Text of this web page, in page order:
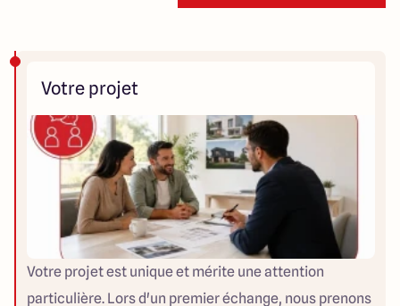
Votre projet
Votre projet est unique et mérite une attention
particulière. Lors d'un premier échange, nous prenons